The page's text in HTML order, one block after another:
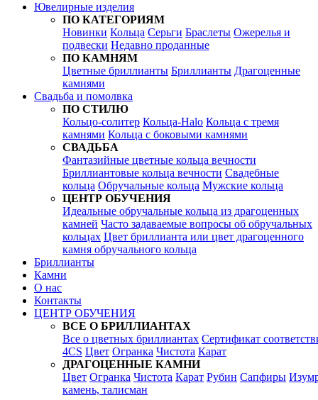
Ювелирные изделия
ПО КАТЕГОРИЯМ
Новинки Кольца Серьги Браслеты Ожерелья и
подвески Недавно проданные
ПО КАМНЯМ
Цветные бриллианты Бриллианты Драгоценные
камнями
Свадьба и помолвка
ПО СТИЛЮ
Кольцо-солитер Кольца-Halo Кольца c тремя
камнями Кольца c боковыми камнями
СВАДЬБА
Фантазийные цветные кольца вечности
Бриллиантовые кольца вечности Свадебные
кольца Обручальные кольца Мужские кольца
ЦЕНТР ОБУЧЕНИЯ
Идеальные обручальные кольца из драгоценных
камней Часто задаваемые вопросы об обручальных
кольцах Цвет бриллианта или цвет драгоценного
камня обручального кольца
Бриллианты
Камни
О нас
Контакты
ЦЕНТР ОБУЧЕНИЯ
ВСЕ О БРИЛЛИАНТАХ
Все о цветных бриллиантах Сертификат
4CS Цвет Огранка Чистота Карат
ДРАГОЦЕННЫЕ КАМНИ
Цвет Огранка Чистота Карат Рубин Сапфиры
камень, талисман